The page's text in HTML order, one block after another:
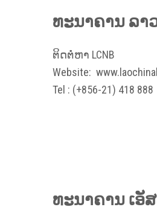
ທະນາຄານ ລາ
ຕິດຕໍ່ຫາ LCNB
Website:
Tel : (+856-21) 418 888
ທະນາຄານ ເອັ